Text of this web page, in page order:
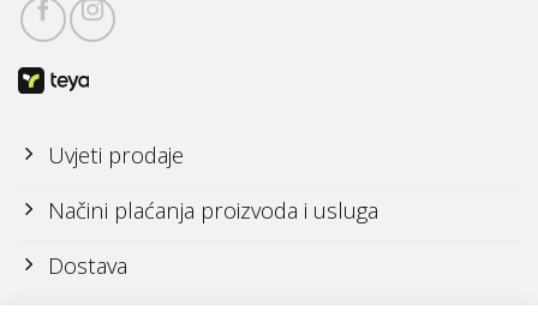
Uvjeti prodaje
Načini plaćanja proizvoda i usluga
Dostava